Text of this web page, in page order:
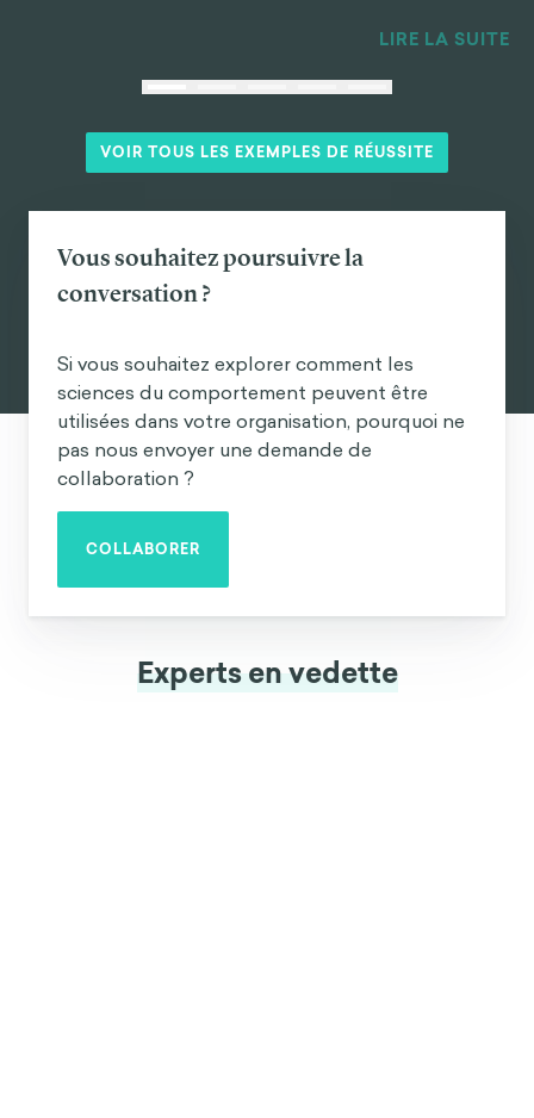
LIRE LA SUITE
VOIR TOUS LES EXEMPLES DE RÉUSSITE
Vous souhaitez poursuivre la
conversation ?
Si vous souhaitez explorer comment les
sciences du comportement peuvent être
utilisées dans votre organisation, pourquoi ne
pas nous envoyer une demande de
collaboration ?
COLLABORER
Experts en vedette